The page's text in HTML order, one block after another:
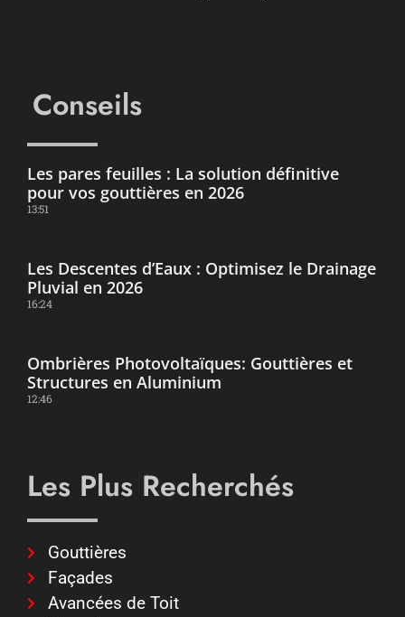
Conseils
Les pares feuilles : La solution définitive
pour vos gouttières en 2026
13:51
Les Descentes d’Eaux : Optimisez le Drainage
Pluvial en 2026
16:24
Ombrières Photovoltaïques: Gouttières et
Structures en Aluminium
12:46
Les Plus Recherchés
Gouttières
Façades
Avancées de Toit